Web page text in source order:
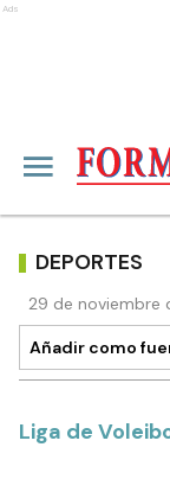
Ads
DEPORTES
29 de noviembre
Añadir como
Liga de